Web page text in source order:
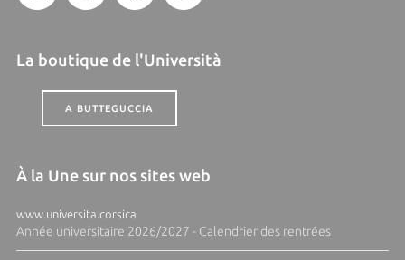
La boutique de l'Università
A BUTTEGUCCIA
À la Une sur nos sites web
www.universita.corsica
Année universitaire 2026/2027 - Calendrier des rentrées